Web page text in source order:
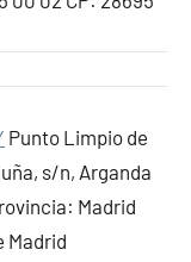
Punto Limpio de
s/n, Arganda
Madrid
Madrid